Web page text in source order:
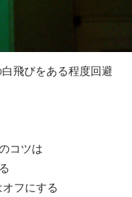
飛びをある程度回避
コツは
フにする